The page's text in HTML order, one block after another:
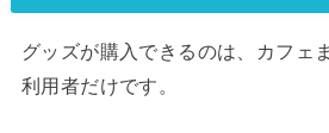
グッズが購入できるのは、カフェ
利用者だけです。